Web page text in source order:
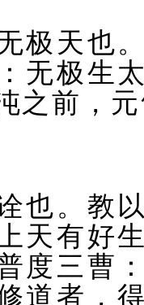
极天也
无极生
之前，
也。教
天有好
度三曹
道者，